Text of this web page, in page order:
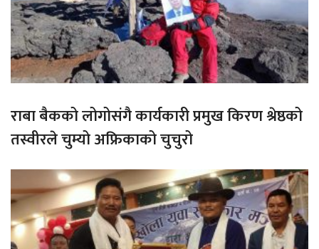
राबा बैकको लोगोसंगै कार्यकारी प्रमुख किरण श्रेष्ठको
तस्वीरले चुम्यो अफ्रिकाको चुचुरो